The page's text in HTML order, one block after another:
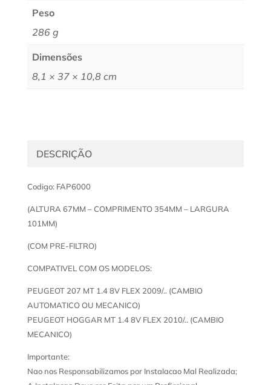
Peso
286 g
Dimensões
8,1 × 37 × 10,8 cm
DESCRIÇÃO
Codigo: FAP6000
(ALTURA 67MM – COMPRIMENTO 354MM – LARGURA
101MM)
(COM PRE-FILTRO)
COMPATIVEL COM OS MODELOS:
PEUGEOT 207 MT 1.4 8V FLEX 2009/.. (CAMBIO
AUTOMATICO OU MECANICO)
PEUGEOT HOGGAR MT 1.4 8V FLEX 2010/.. (CAMBIO
MECANICO)
Importante:
Nao nos Responsabilizamos por Instalacao Mal Realizada;